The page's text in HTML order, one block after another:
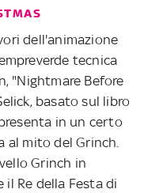
dell'animazione
tecnica
"Nightmare Before
basato sul libro
in un certo
al mito del Grinch.
Grinch in
Re della Festa di